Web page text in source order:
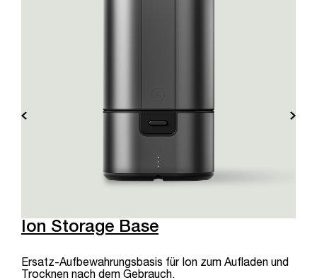
Ion Storage Base
Ersatz-Aufbewahrungsbasis für Ion zum Aufladen und
Trocknen nach dem Gebrauch.